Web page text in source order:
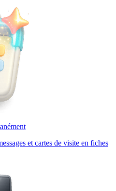
et cartes de visite en fiches